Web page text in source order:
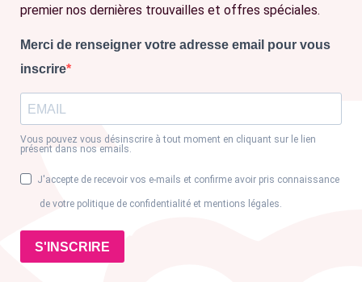
premier nos dernières trouvailles et offres spéciales.
Merci de renseigner votre adresse email pour vous
inscrire
Vous pouvez vous désinscrire à tout moment en cliquant sur le lien
présent dans nos emails.
J'accepte de recevoir vos e-mails et confirme avoir pris connaissance
de votre politique de confidentialité et mentions légales.
S'INSCRIRE